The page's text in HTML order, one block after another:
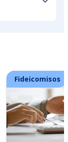
Fideicomisos